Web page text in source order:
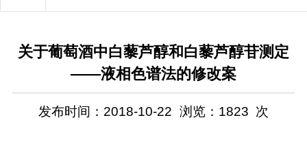
关于葡萄酒中白藜芦醇和白藜芦醇苷测定
——液相色谱法的修改案
发布时间：2018-10-22 浏览： 1823 次